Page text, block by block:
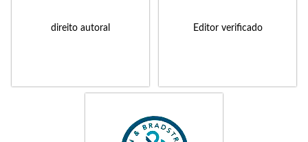
direito autoral Editor verificado